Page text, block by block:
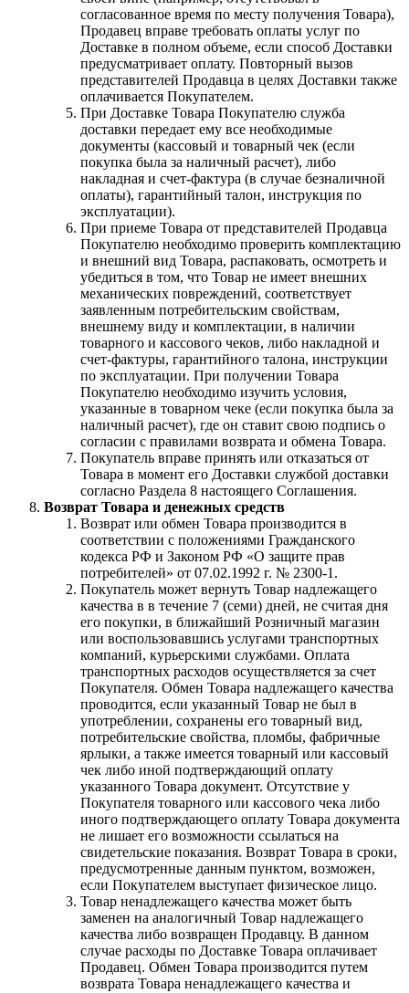
согласованное время по месту получения Товара),
Продавец вправе требовать оплаты услуг по
Доставке в полном объеме, если способ Доставки
предусматривает оплату. Повторный вызов
представителей Продавца в целях Доставки также
оплачивается Покупателем.
При Доставке Товара Покупателю служба
доставки передает ему все необходимые
документы (кассовый и товарный чек (если
покупка была за наличный расчет), либо
накладная и счет-фактура (в случае безналичной
оплаты), гарантийный талон, инструкция по
эксплуатации).
При приеме Товара от представителей Продавца
Покупателю необходимо проверить комплектацию
и внешний вид Товара, распаковать, осмотреть и
убедиться в том, что Товар не имеет внешних
механических повреждений, соответствует
заявленным потребительским свойствам,
внешнему виду и комплектации, в наличии
товарного и кассового чеков, либо накладной и
счет-фактуры, гарантийного талона, инструкции
по эксплуатации. При получении Товара
Покупателю необходимо изучить условия,
указанные в товарном чеке (если покупка была за
наличный расчет), где он ставит свою подпись о
согласии с правилами возврата и обмена Товара.
Покупатель вправе принять или отказаться от
Товара в момент его Доставки службой доставки
согласно Раздела 8 настоящего Соглашения.
Возврат Товара и денежных средств
Возврат или обмен Товара производится в
соответствии с положениями Гражданского
кодекса РФ и Законом РФ «О защите прав
потребителей» от 07.02.1992 г. № 2300-1.
Покупатель может вернуть Товар надлежащего
качества в в течение 7 (семи) дней, не считая дня
его покупки, в ближайший Розничный магазин
или воспользовавшись услугами транспортных
компаний, курьерскими службами. Оплата
транспортных расходов осуществляется за счет
Покупателя. Обмен Товара надлежащего качества
проводится, если указанный Товар не был в
употреблении, сохранены его товарный вид,
потребительские свойства, пломбы, фабричные
ярлыки, а также имеется товарный или кассовый
чек либо иной подтверждающий оплату
указанного Товара документ. Отсутствие у
Покупателя товарного или кассового чека либо
иного подтверждающего оплату Товара документа
не лишает его возможности ссылаться на
свидетельские показания. Возврат Товара в сроки,
предусмотренные данным пунктом, возможен,
если Покупателем выступает физическое лицо.
Товар ненадлежащего качества может быть
заменен на аналогичный Товар надлежащего
качества либо возвращен Продавцу. В данном
случае расходы по Доставке Товара оплачивает
Продавец. Обмен Товара производится путем
возврата Товара ненадлежащего качества и